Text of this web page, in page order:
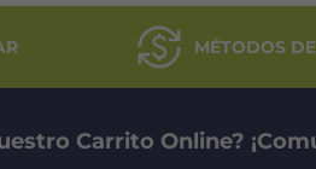
MÉTODOS
Carrito Online?